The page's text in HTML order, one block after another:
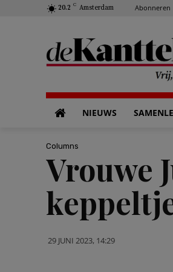
20.2 C Amsterdam Abonneren
NIEUWS
Columns
Vrouwe
29 JUNI 2023, 14:29